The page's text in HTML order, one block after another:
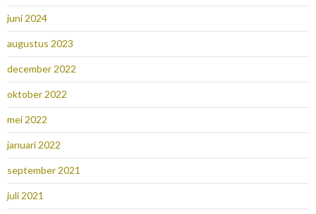
juni 2024
augustus 2023
december 2022
oktober 2022
mei 2022
januari 2022
september 2021
juli 2021